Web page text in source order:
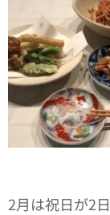
2月は祝日が2